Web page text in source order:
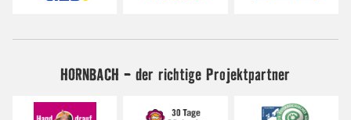
HORNBACH - der richtige Projektpartner